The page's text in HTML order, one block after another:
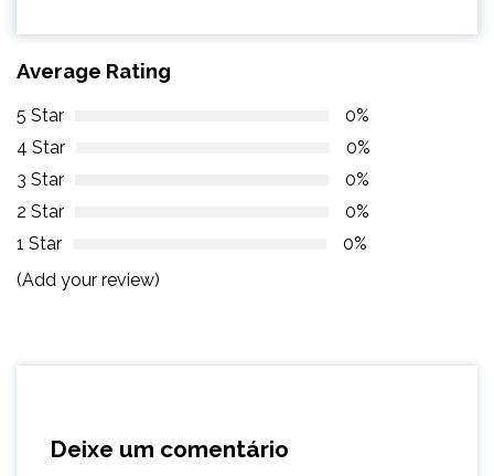
Average Rating
5 Star
0%
4 Star
0%
3 Star
0%
2 Star
0%
1 Star
0%
(Add your review)
Deixe um comentário